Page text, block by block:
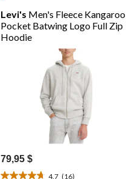
Levi's Men's Fleece Kangaroo
Pocket Batwing Logo Full Zip
Hoodie
79,95 $
4.7 (16)